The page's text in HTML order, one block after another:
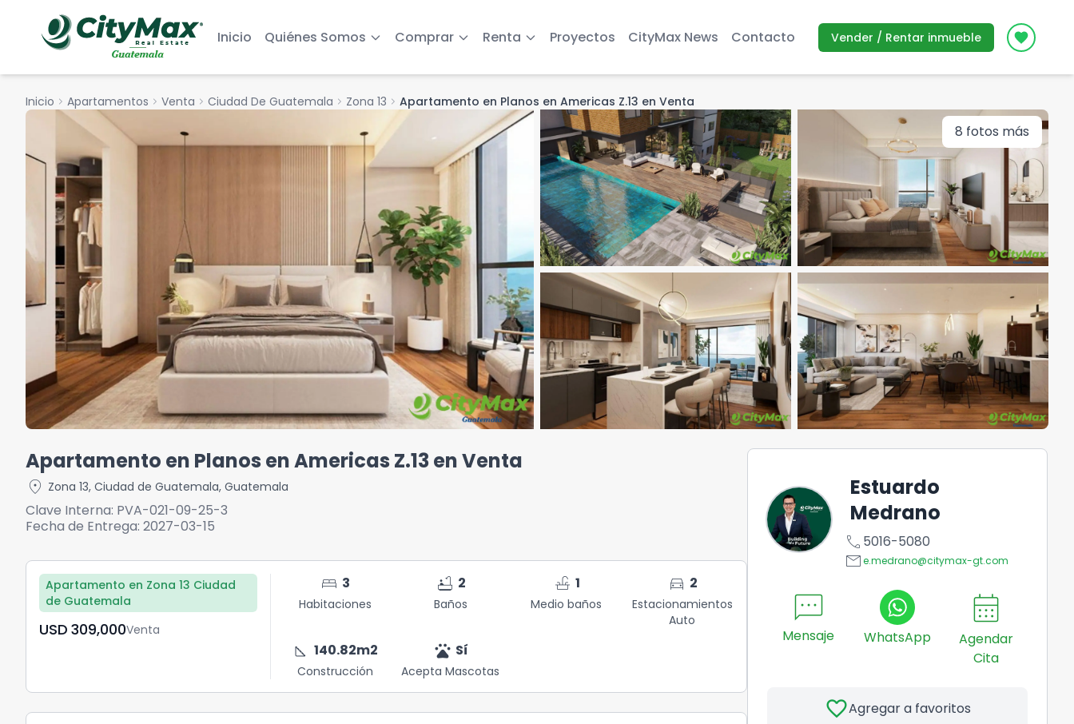
Inicio Quiénes Somos Comprar Renta Proyectos CityMax News Contacto Vender / Rentar inmueble Icon
Inicio chevron_right Apartamentos chevron_right Venta chevron_right Ciudad De Guatemala chevron_right Zona 13 chevron_right Apartamento en Planos en Americas Z.13 en Venta
8 fotos más
Apartamento en Planos en Americas Z.13 en Venta
location_on Zona 13, Ciudad de Guatemala, Guatemala
Clave Interna: PVA-021-09-25-3
Fecha de Entrega: 2027-03-15
Apartamento en Zona 13 Ciudad
de Guatemala
USD	309,000Venta
bed 3
Habitaciones
bathtub 2
Baños
faucet 1
Medio baños
directions_car 2
Estacionamientos
Auto
square_foot 140.82m2
Construcción
pets Sí
Acepta Mascotas
Estuardo
Medrano
call 5016-5080
emaile.medrano@citymax-gt.com
sms
Mensaje WhatsApp
calendar_month
Agendar
Cita
favoriteAgregar a favoritos